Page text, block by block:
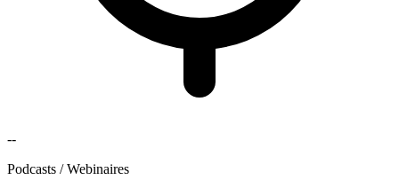
--
Podcasts / Webinaires